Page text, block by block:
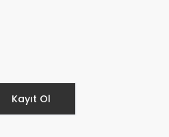
Kayıt Ol